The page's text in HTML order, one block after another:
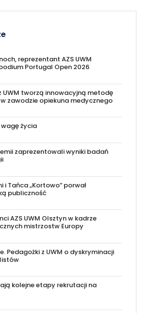
reprezentant AZS UWM
Portugal Open 2026
UWM tworzą innowacyjną metodę
w zawodzie opiekuna medycznego
życia
zaprezentowali wyniki badań
i Tańca „Kortowo” porwał
publiczność
AZS UWM Olsztyn w kadrze
mistrzostw Europy
Pedagożki z UWM o dyskryminacji
kolejne etapy rekrutacji na